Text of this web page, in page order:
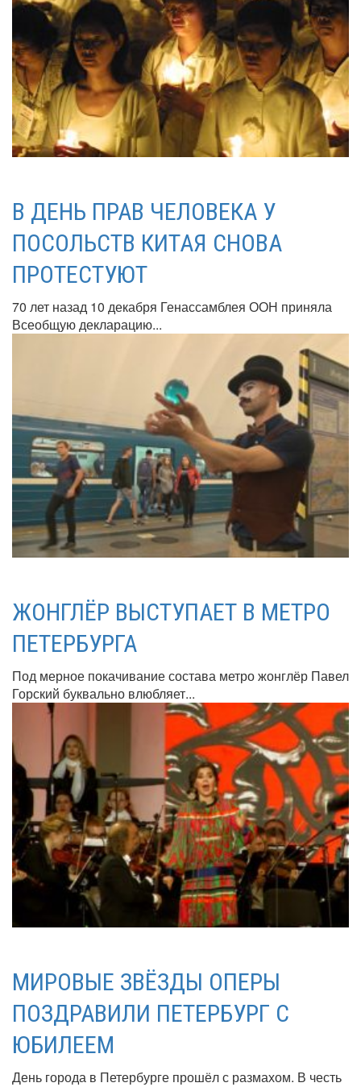
В ДЕНЬ ПРАВ ЧЕЛОВЕКА У
ПОСОЛЬСТВ КИТАЯ СНОВА
ПРОТЕСТУЮТ
70 лет назад 10 декабря Генассамблея ООН приняла
Всеобщую декларацию...
ЖОНГЛЁР ВЫСТУПАЕТ В МЕТРО
ПЕТЕРБУРГА
Под мерное покачивание состава метро жонглёр Павел
Горский буквально влюбляет...
МИРОВЫЕ ЗВЁЗДЫ ОПЕРЫ
ПОЗДРАВИЛИ ПЕТЕРБУРГ С
ЮБИЛЕЕМ
День города в Петербурге прошёл с размахом. В честь